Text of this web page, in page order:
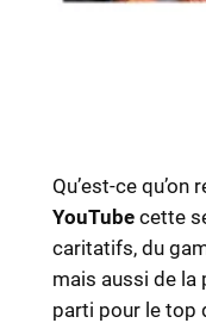
Qu’est-ce qu’on
YouTubecette
caritatifs, du
mais aussi de la
parti pour le top